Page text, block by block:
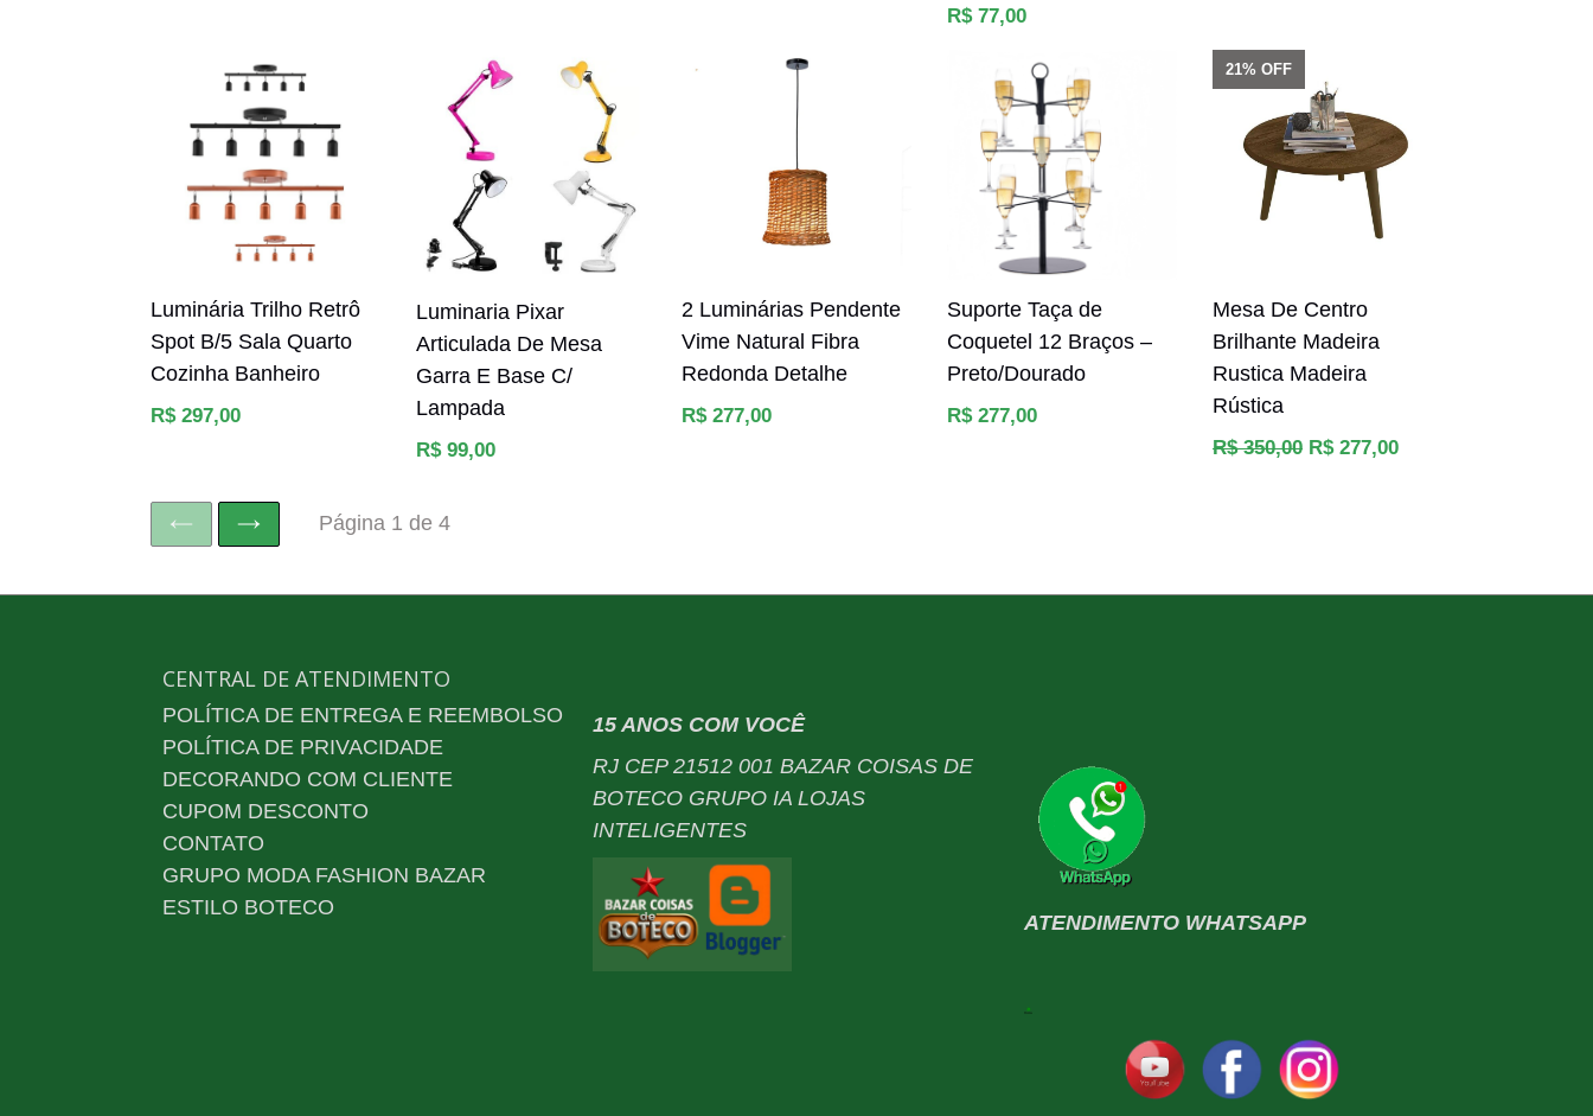
Preço
R$ 77,00
Luminária Trilho Retrô
Spot B/5 Sala Quarto
Cozinha Banheiro
Preço
R$ 297,00
Luminaria Pixar
Articulada De Mesa
Garra E Base C/
Lampada
Preço
R$ 99,00
2 Luminárias Pendente
Vime Natural Fibra
Redonda Detalhe
Preço
R$ 277,00
Suporte Taça de
Coquetel 12 Braços –
Preto/Dourado
Preço
R$ 277,00
21% OFF
Mesa De Centro
Brilhante Madeira
Rustica Madeira
Rústica
Preço
R$ 350,00 R$ 277,00
ANTERIORSEGUINTE
Página 1 de 4
CENTRAL DE ATENDIMENTO
POLÍTICA DE ENTREGA E REEMBOLSO
POLÍTICA DE PRIVACIDADE
DECORANDO COM CLIENTE
CUPOM DESCONTO
CONTATO
GRUPO MODA FASHION BAZAR
ESTILO BOTECO
15 ANOS COM VOCÊ
RJ CEP 21512 001 BAZAR COISAS DE
BOTECO GRUPO IA LOJAS
INTELIGENTES
ATENDIMENTO WHATSAPP